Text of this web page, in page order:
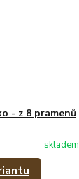
- z 8 pramenů
skladem